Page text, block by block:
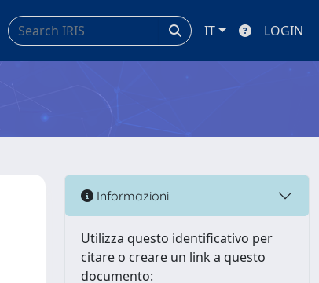
IT LOGIN
Informazioni
Utilizza questo identificativo per
citare o creare un link a questo
documento: